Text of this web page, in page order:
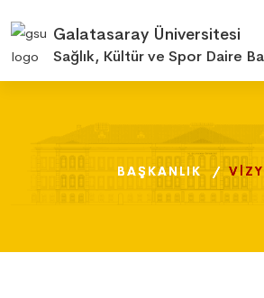
Galatasaray Üniversitesi
Sağlık, Kültür ve Spor Daire
BAŞKANLIK
BAŞKANLIK
BAŞKANLIK